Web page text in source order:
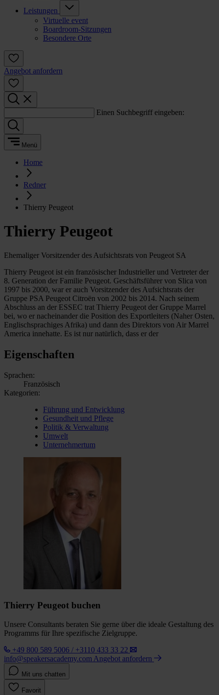
Leistungen
Virtuelle event
Boardroom-Sitzungen
Besondere Orte
Angebot anfordern
Einen Suchbegriff eingeben:
Menü
Home
Redner
Thierry Peugeot
Thierry Peugeot
Ehemaliger Vorsitzender des Aufsichtsrats von Peugeot SA
Thierry Peugeot ist ein französischer Industrieller und Vertreter der
8. Generation der Familie Peugeot. Geschäftsführer von Slica von
1997 bis 2000, war er auch Vorsitzender des Aufsichtsrats der
Gruppe PSA Peugeot Citroën von 2002 bis 2014. Nach seinem
Abschluss an der ESSEC trat Thierry Peugeot der Gruppe Marrel
bei, wo er nacheinander die Position des Exportleiters (Naher Osten,
Englischsprachiges Afrika) und dann des Direktors von Air Marrel
America innehatte. Es ist nur natürlich, dass er der
Eigenschaften
Sprachen:
Französisch
Kategorien:
Führung und Entwicklung
Gesundheit und Pflege
Politik & Verwaltung
Umwelt
Unternehmertum
Thierry Peugeot buchen
Unsere Consultants beraten Sie gerne über die ideale Gestaltung des
Programms für Ihre spezifische Zielgruppe.
+49 800 589 5006 / +3110 433 33 22
info@speakersacademy.com Angebot anfordern
Mit uns chatten
Favorit